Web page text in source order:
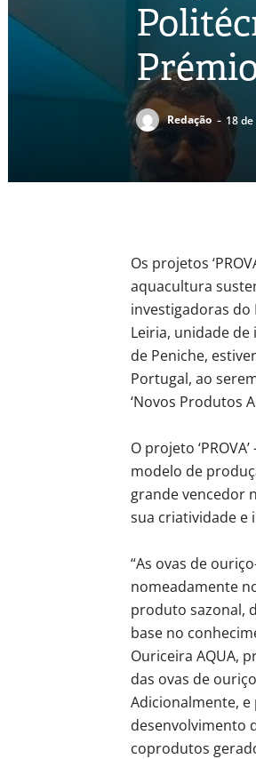
Redação - 18
Os projetos
aquacultura
investigadoras do
Leiria, unidade de
de Peniche,
Portugal, ao
‘Novos Produtos
O projeto
modelo de
grande vencedor
sua criatividade e
“As ovas de
nomeadamente
produto sazonal,
base no
Ouriceira AQUA,
das ovas de
Adicionalmente,
desenvolvimento
coprodutos